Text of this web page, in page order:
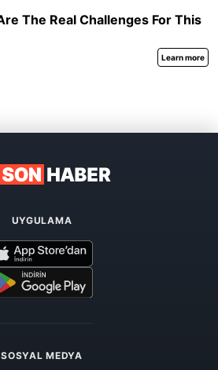
UYGULAMA
SOSYAL MEDYA